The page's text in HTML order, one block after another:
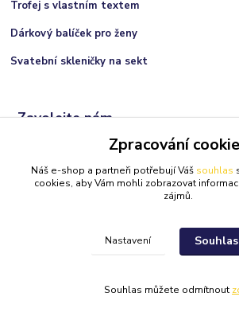
Trofej s vlastním textem
Dárkový balíček pro ženy
Svatební skleničky na sekt
Zavolejte nám
+420 606 066 717
(Po-Ne, 9:00 - 21:00 hod.)
Zpracování
Náš e-shop a partneři potřebují Váš souhlas
cookies, aby Vám mohli zobrazovat
zájmů.
Nastavení
Souhlas můžete odmítnout